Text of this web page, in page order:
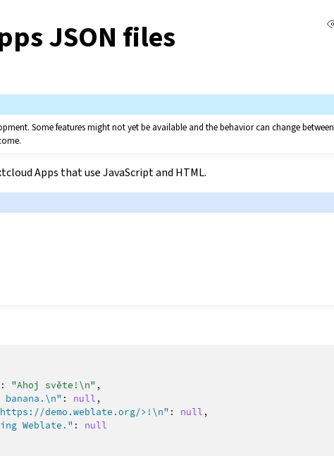
JSON files
Some features might not yet be available and the behavior can change between
Apps that use JavaScript and HTML.
: "Ahoj světe!\n" ,
banana.\n" : null ,
demo.weblate.org/>!\n" : null ,
Weblate." :
null